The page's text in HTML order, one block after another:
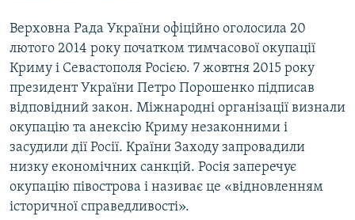
Верховна Рада України офіційно оголосила 20
лютого 2014 року початком тимчасової окупації
Криму і Севастополя Росією. 7 жовтня 2015 року
президент України Петро Порошенко підписав
відповідний закон. Міжнародні організації визнали
окупацію та анексію Криму незаконними і
засудили дії Росії. Країни Заходу запровадили
низку економічних санкцій. Росія заперечує
окупацію півострова і називає це «відновленням
історичної справедливості».